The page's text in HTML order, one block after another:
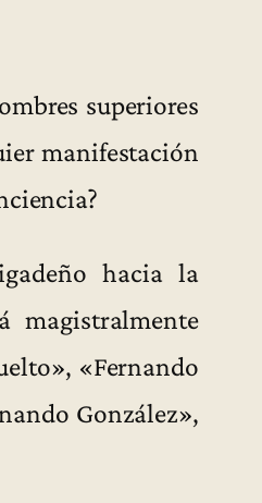
superiores
manifestación
hacia la
magistralmente
«Fernando
González»,